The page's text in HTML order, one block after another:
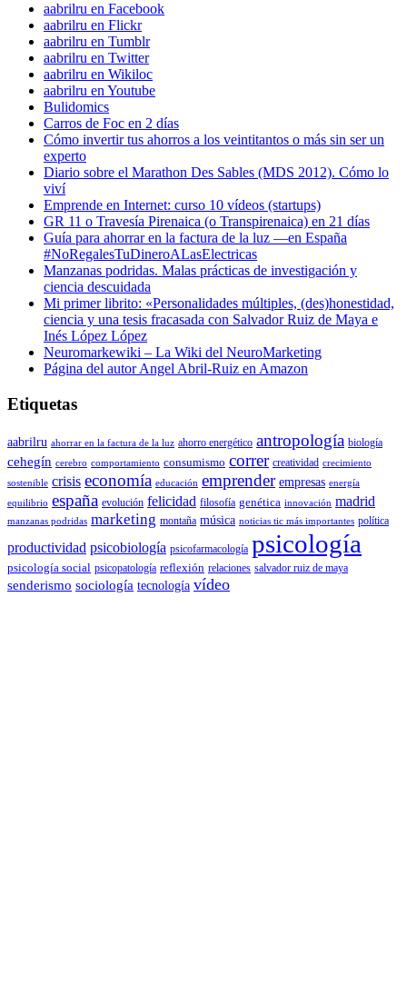
aabrilru en Facebook
aabrilru en Flickr
aabrilru en Tumblr
aabrilru en Twitter
aabrilru en Wikiloc
aabrilru en Youtube
Bulidomics
Carros de Foc en 2 días
Cómo invertir tus ahorros a los veintitantos o más sin ser un
experto
Diario sobre el Marathon Des Sables (MDS 2012). Cómo lo
viví
Emprende en Internet: curso 10 vídeos (startups)
GR 11 o Travesía Pirenaica (o Transpirenaica) en 21 días
Guía para ahorrar en la factura de la luz —en España
#NoRegalesTuDineroALasElectricas
Manzanas podridas. Malas prácticas de investigación y
ciencia descuidada
Mi primer librito: «Personalidades múltiples, (des)honestidad,
ciencia y una tesis fracasada con Salvador Ruiz de Maya e
Inés López López
Neuromarkewiki – La Wiki del NeuroMarketing
Página del autor Angel Abril-Ruiz en Amazon
Etiquetas
aabrilru ahorrar en la factura de la luz ahorro energético antropología biología
cehegín cerebro comportamiento consumismo correr creatividad crecimiento
sostenible crisis economía educación emprender empresas energía
equilibrio españa evolución felicidad filosofía genética innovación madrid
manzanas podridas marketing montaña música noticias tic más importantes política
productividad psicobiología psicofarmacología psicología
psicología social psicopatología reflexión relaciones salvador ruiz de maya
senderismo sociología tecnología vídeo